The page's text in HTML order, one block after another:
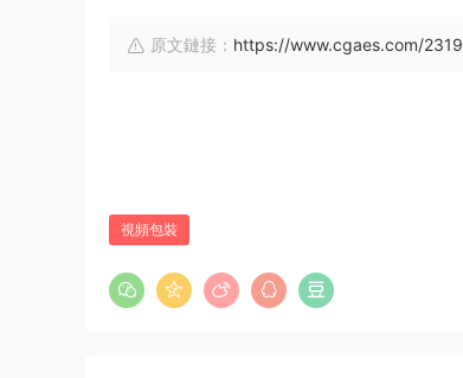
原文鏈接： https://www.cgaes.com/2319
視頻包裝